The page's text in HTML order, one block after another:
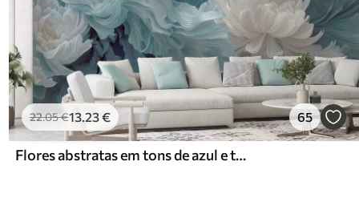
22.05€13.23€ 65
Flores abstratas em tons de azul e turquesa